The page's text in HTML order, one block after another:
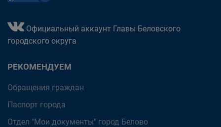
Официальный аккаунт Главы Беловского
городского округа
РЕКОМЕНДУЕМ
Обращения граждан
Паспорт города
Отдел "Мои документы" город Белово